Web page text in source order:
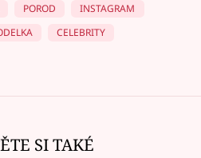
POROD
INSTAGRAM
CELEBRITY
SI TAKÉ